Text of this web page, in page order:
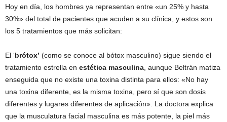
Hoy en día, los hombres ya representan entre «un 25% y hasta
30%» del total de pacientes que acuden a su clínica, y estos son
los 5 tratamientos que más solicitan:
El ‘brótox’ (como se conoce al bótox masculino) sigue siendo el
tratamiento estrella en estética masculina , aunque Beltrán matiza
enseguida que no existe una toxina distinta para ellos: «No hay
una toxina diferente, es la misma toxina, pero sí que son dosis
diferentes y lugares diferentes de aplicación». La doctora explica
que la musculatura facial masculina es más potente, la piel más